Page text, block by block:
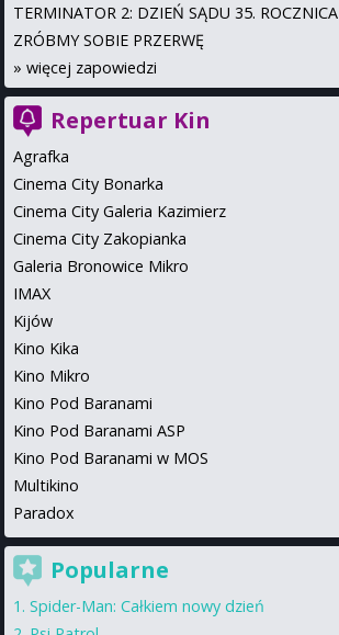
TERMINATOR 2: DZIEŃ SĄDU 35. ROCZNICA
ZRÓBMY SOBIE PRZERWĘ
» więcej zapowiedzi
Repertuar Kin
Agrafka
Cinema City Bonarka
Cinema City Galeria Kazimierz
Cinema City Zakopianka
Galeria Bronowice Mikro
IMAX
Kijów
Kino Kika
Kino Mikro
Kino Pod Baranami
Kino Pod Baranami ASP
Kino Pod Baranami w MOS
Multikino
Paradox
Popularne
Spider-Man: Całkiem nowy dzień